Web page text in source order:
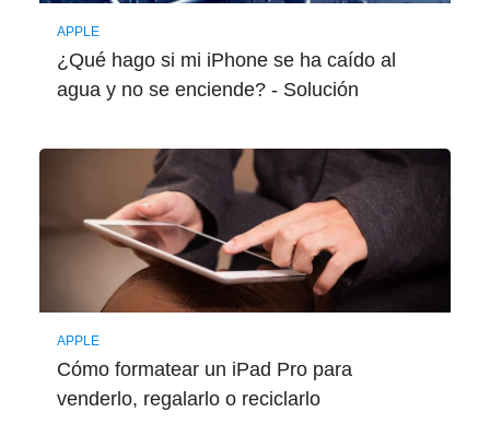
APPLE
¿Qué hago si mi iPhone se ha caído al
agua y no se enciende? - Solución
APPLE
Cómo formatear un iPad Pro para
venderlo, regalarlo o reciclarlo